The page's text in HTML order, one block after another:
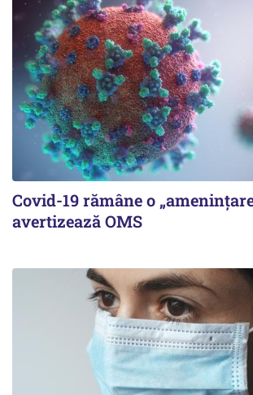
Covid-19 rămâne o
avertizează OMS